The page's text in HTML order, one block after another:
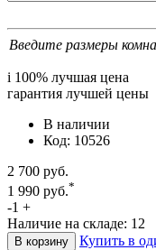
Введите размеры
i 100% лучшая цена
гарантия лучшей цены
В наличии
Код: 10526
2 700 руб.
1 990 руб.*
-1 +
Наличие на складе: 12
В корзину
Купить в